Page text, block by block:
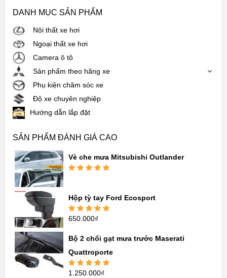
DANH MỤC SẢN PHẨM
Nội thất xe hơi
Ngoại thất xe hơi
Camera ô tô
Sản phẩm theo hãng xe
Phụ kiện chăm sóc xe
Độ xe chuyên nghiệp
Hướng dẫn lắp đặt
SẢN PHẨM ĐÁNH GIÁ CAO
Vè che mưa Mitsubishi Outlander
Hộp tỳ tay Ford Ecosport
Được xếp
650.000₫
Bộ 2 chổi gạt mưa trước Maserati
Quattroporte
Được xếp
1.250.000₫